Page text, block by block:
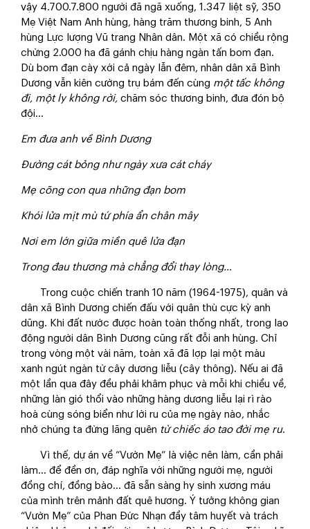
vậy 4.700.7.800 người đã ngã xuống, 1.347 liệt sỹ, 350
Mẹ Việt Nam Anh hùng, hàng trăm thương binh, 5 Anh
hùng Lực lượng Vũ trang Nhân dân. Một xã có chiều rộng
chừng 2.000 ha đã gánh chịu hàng ngàn tấn bom đạn.
Dù bom đạn cày xới cả ngày lẫn đêm, nhân dân xã Bình
Dương vẫn kiên cường trụ bám đến cùng một tấc không
đi, một ly không rời, chăm sóc thương binh, đưa đón bộ
đội…
Em đưa anh về Bình Dương
Đường cát bỏng như ngày xưa cát cháy
Mẹ cõng con qua những đạn bom
Khói lửa mịt mù tứ phía ẩn chân mây
Nơi em lớn giữa miền quê lửa đạn
Trong đau thương mà chẳng đổi thay lòng…
Trong cuộc chiến tranh 10 năm (1964-1975), quân và
dân xã Bình Dương chiến đấu với quân thù cực kỳ anh
dũng. Khi đất nước được hoàn toàn thống nhất, trong lao
động người dân Bình Dương cũng rất đỗi anh hùng. Chỉ
trong vòng một vài năm, toàn xã đã lợp lại một màu
xanh ngút ngàn từ cây dương liễu (cây thông). Nếu ai đã
một lần qua đây đều phải khâm phục và mỗi khi chiều về,
những làn gió thổi vào những hàng dương liễu lại rì rào
hoà cùng sóng biển như lời ru của mẹ ngày nào, nhắc
nhở chúng ta đừng lãng quên từ chiếc áo tao đời mẹ ru.
Vì thế, dự án về “Vườn Mẹ” là việc nên làm, cần phải
làm… để đền ơn, đáp nghĩa với những người mẹ, người
đồng chí, đồng bào… đã sẵn sàng hy sinh xương máu
của mình trên mảnh đất quê hương. Ý tưởng không gian
“Vườn Mẹ” của Phan Đức Nhạn đầy tâm huyết và trách